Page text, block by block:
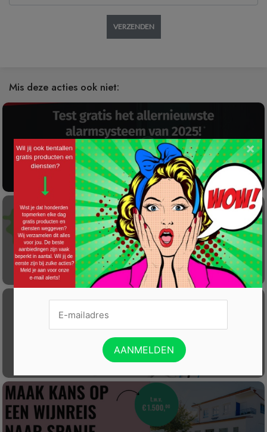
VERZENDEN
Mis deze acties ook niet:
Gratis 2025 Alarmsysteem Testen!
Laat éénmalig GRATIS je container reinigen
Gratis Princess elektrische kachel t.w.v. €
×